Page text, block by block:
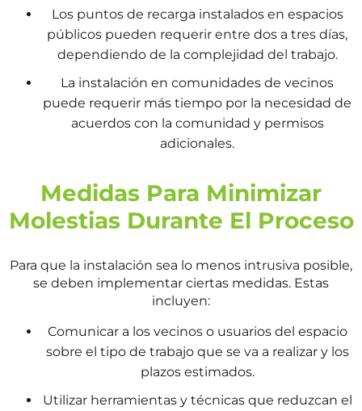
Los puntos de recarga instalados en espacios
públicos pueden requerir entre dos a tres días,
dependiendo de la complejidad del trabajo.
La instalación en comunidades de vecinos
puede requerir más tiempo por la necesidad de
acuerdos con la comunidad y permisos
adicionales.
Medidas Para Minimizar
Molestias Durante El Proceso
Para que la instalación sea lo menos intrusiva posible,
se deben implementar ciertas medidas. Estas
incluyen:
Comunicar a los vecinos o usuarios del espacio
sobre el tipo de trabajo que se va a realizar y los
plazos estimados.
Utilizar herramientas y técnicas que reduzcan el